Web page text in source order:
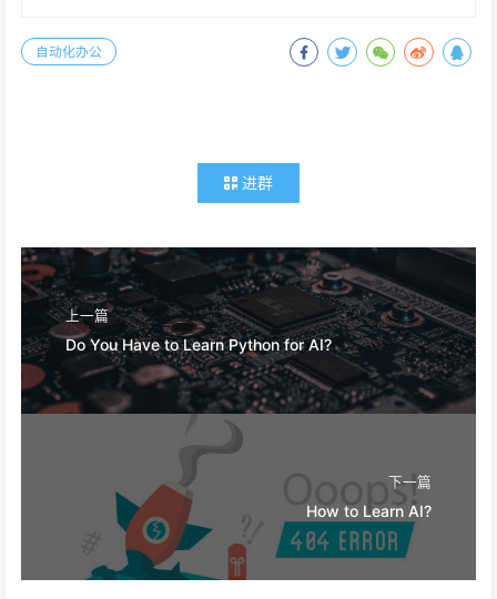
自动化办公
进群
上一篇
Do You Have to Learn Python for AI?
下一篇
How to Learn AI?